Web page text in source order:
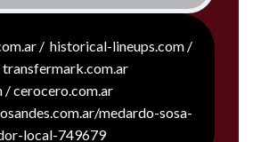
/ historical-lineups.com /
cerocero.com.ar
medardo-sosa-
local-749679